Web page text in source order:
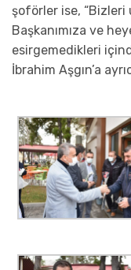
şoförler ise,
Başkanımıza ve
esirgemedikleri
İbrahim Aşgın’a